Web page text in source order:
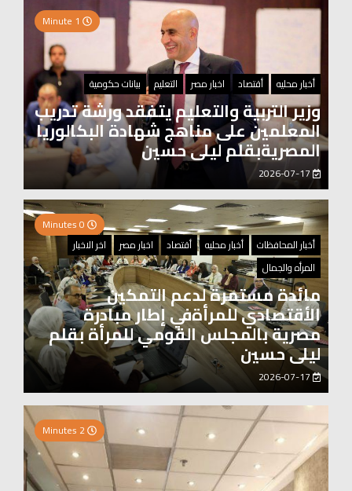
أخبار محليه أقتصاد اخبار مصر التعليم بيانات حكومية
وزير التربية والتعليم يتفقد ورشة تدريب
المعلمين على مناهج شهادة البكالوريا
المصريةبقلم ليلى حسين
أخبار المحافظات
أخبار محليه أقتصاد اخبار مصر
اخر الاخبار
المرأه والجمال
مائدة مستمرة لدعم التمكين
الأقتصادي للمرأةفي إطار مبادرة
مصرية بالمجلس القومي للمرأة بقلم
ليلى حسين
2026-07-17